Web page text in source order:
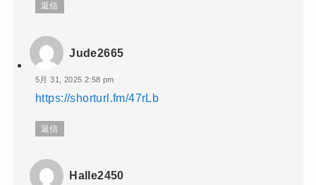
返信
Jude2665
5月 31, 2025 2:58 pm
https://shorturl.fm/47rLb
返信
Halle2450